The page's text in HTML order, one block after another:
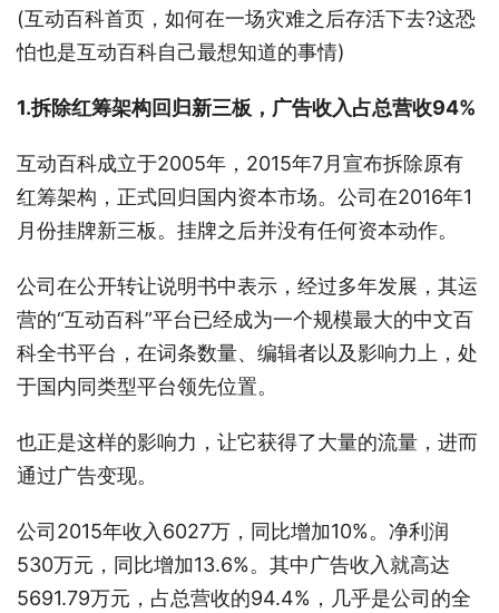
(互动百科首页，如何在一场灾难之后存活下去?这恐
怕也是互动百科自己最想知道的事情)
1.拆除红筹架构回归新三板，广告收入占总营收94%
互动百科成立于2005年，2015年7月宣布拆除原有
红筹架构，正式回归国内资本市场。公司在2016年1
月份挂牌新三板。挂牌之后并没有任何资本动作。
公司在公开转让说明书中表示，经过多年发展，其运
营的“互动百科”平台已经成为一个规模最大的中文百
科全书平台，在词条数量、编辑者以及影响力上，处
于国内同类型平台领先位置。
也正是这样的影响力，让它获得了大量的流量，进而
通过广告变现。
公司2015年收入6027万，同比增加10%。净利润
530万元，同比增加13.6%。其中广告收入就高达
5691.79万元，占总营收的94.4%，几乎是公司的全